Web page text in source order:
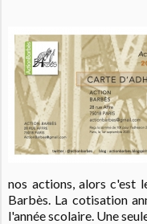
nos actions, alors c'est
Barbès. La cotisation
l'année scolaire. Une